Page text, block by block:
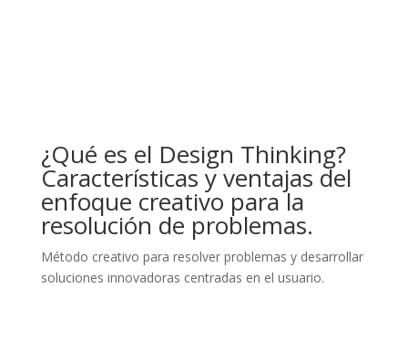
¿Qué es el Design Thinking?
Características y ventajas del
enfoque creativo para la
resolución de problemas.
Método creativo para resolver problemas y desarrollar
soluciones innovadoras centradas en el usuario.